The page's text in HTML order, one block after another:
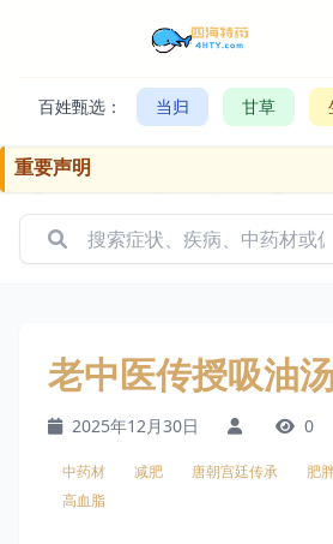
百姓甄选： 当归 甘草
重要声明
老中医传授吸油
2025年12月30日 0
中药材 减肥 唐朝宫廷传承 肥
高血脂